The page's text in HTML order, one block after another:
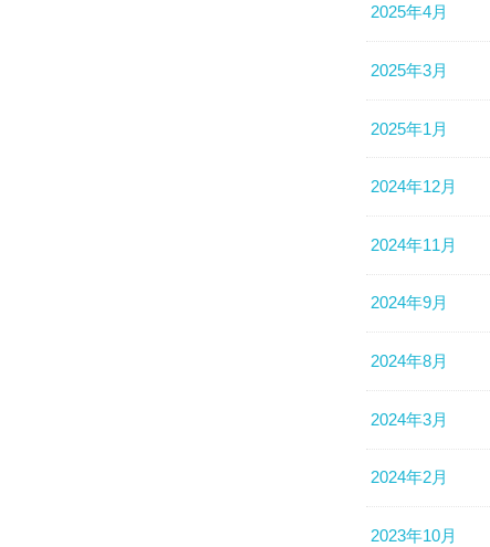
2025年4月
2025年3月
2025年1月
2024年12月
2024年11月
2024年9月
2024年8月
2024年3月
2024年2月
2023年10月